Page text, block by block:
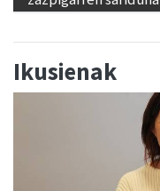
Ikusienak